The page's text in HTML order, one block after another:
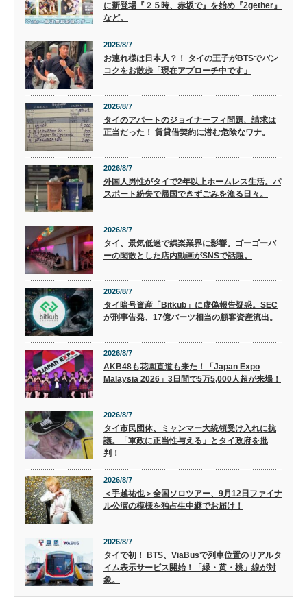
に新登場『２５時、赤坂で』を始め『2gether』
など。
2026/8/7
お連れ様は日本人？！ タイの王子がBTSでバン
コクをお散歩「現在アプローチ中です」
2026/8/7
タイのアパートのジョイナーフィ問題、請求は
正当だった！ 賃貸借契約に潜む危険なワナ。
2026/8/7
外国人男性がタイで2年以上ホームレス生活。パ
スポート紛失で帰国できずごみを漁る日々。
2026/8/7
タイ、景気低迷で娯楽業界に影響。ゴーゴーバ
ーの閑散とした店内動画がSNSで話題。
2026/8/7
タイ暗号資産「Bitkub」に虚偽報告疑惑。SEC
が刑事告発、17億バーツ相当の顧客資産流出。
2026/8/7
AKB48も花園直道も来た！「Japan Expo
Malaysia 2026」3日間で5万5,000人超が来場！
2026/8/7
タイ市民団体、ミャンマー大統領受け入れに抗
議。「軍政に正当性与える」とタイ政府を批
判！
2026/8/7
＜手越祐也＞全国ソロツアー、9月12日ファイナ
ル公演の模様を独占生中継でお届け！
2026/8/7
タイで初！ BTS、ViaBusで列車位置のリアルタ
イム表示サービス開始！「緑・黄・桃」線が対
象。